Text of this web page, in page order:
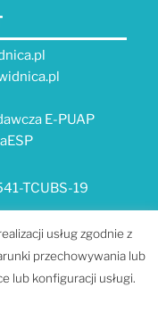
E-PUAP
TCUBS-19
--- MPI
Zdrowia
usług zgodnie z
przechowywania lub
lub konfiguracji usługi.